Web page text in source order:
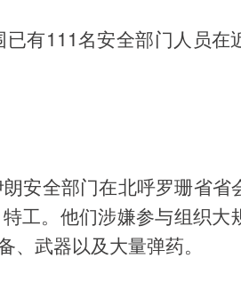
有111名安全部门人员在
安全部门在北呼罗珊省省
工。他们涉嫌参与组织大
武器以及大量弹药。